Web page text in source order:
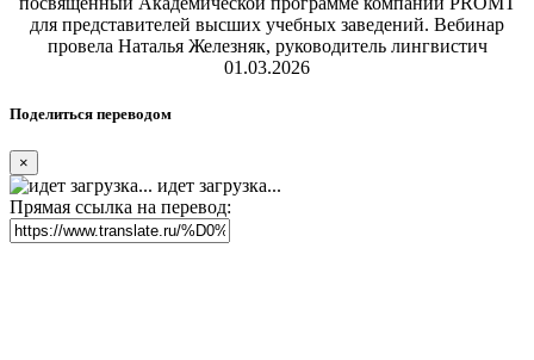
для представителей высших учебных заведений. Вебинар
провела Наталья Железняк, руководитель лингвистич
01.03.2026
Поделиться переводом
×
идет загрузка...
Прямая ссылка на перевод: